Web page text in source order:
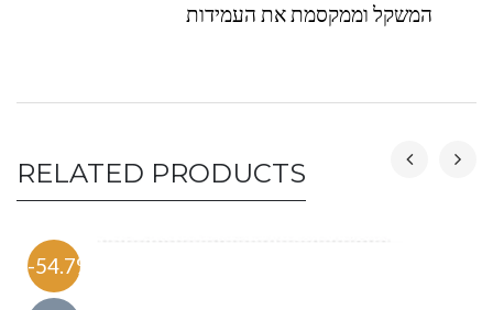
המשקל וממקסמת את העמידות
RELATED PRODUCTS
-54.7%